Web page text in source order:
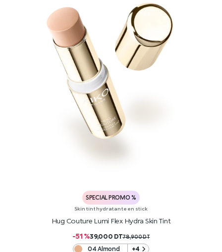
SPECIAL PROMO %
Skin tint hydratante en stick
Hug Couture Lumi Flex Hydra Skin Tint
-51 %39,000 DT78,900DT
04 Almond +4